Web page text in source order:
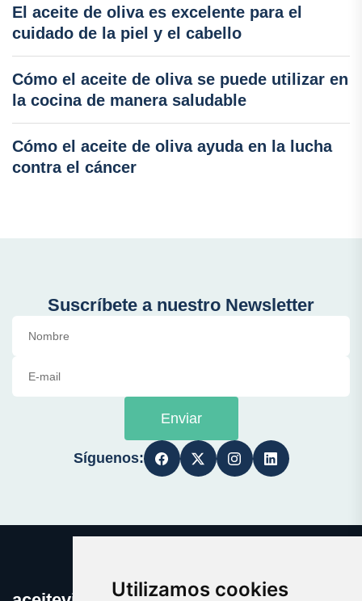
Utilizamos cookies
El aceite de oliva es excelente para el
cuidado de la piel y el cabello
Cómo el aceite de oliva se puede utilizar en
la cocina de manera saludable
Cómo el aceite de oliva ayuda en la lucha
contra el cáncer
Suscríbete a nuestro Newsletter
Enviar
Síguenos: